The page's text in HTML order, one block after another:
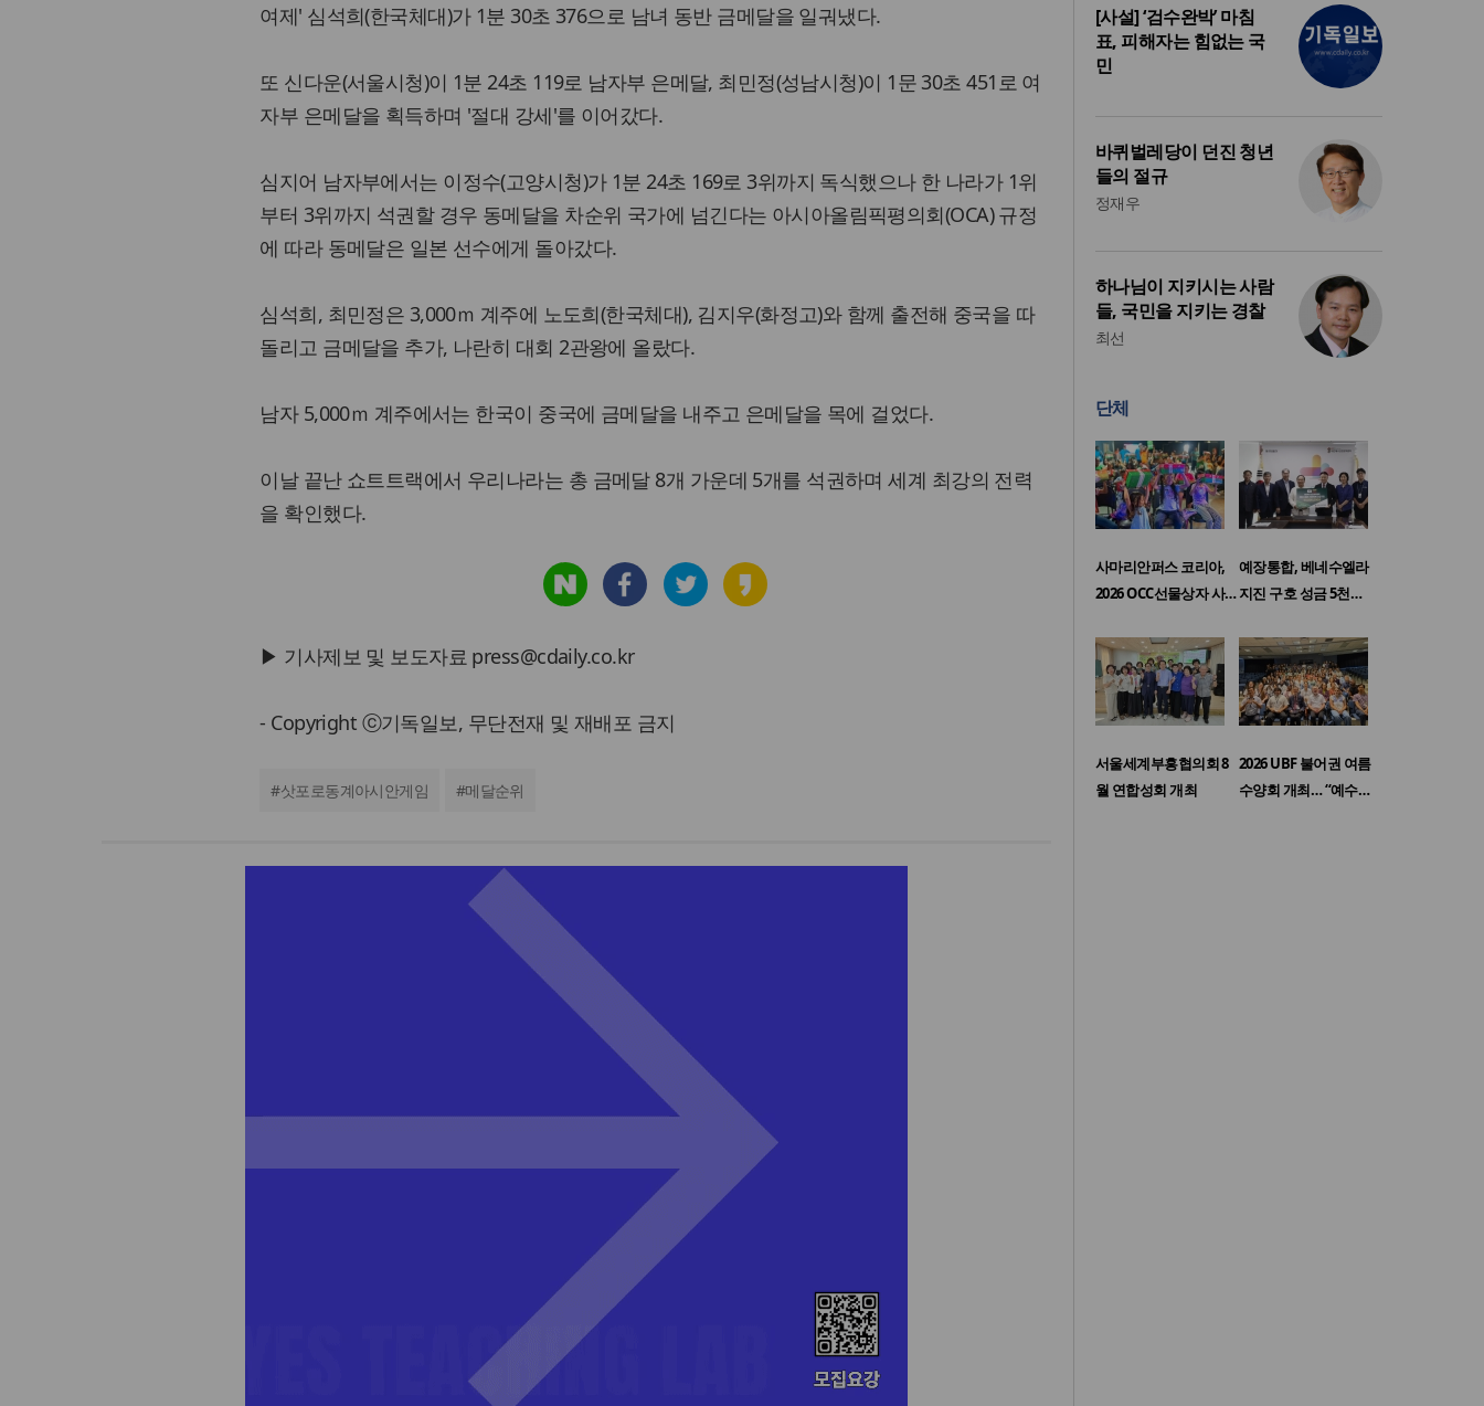
여제' 심석희(한국체대)가 1분 30초 376으로 남녀 동반 금메달을 일궈냈다.
또 신다운(서울시청)이 1분 24초 119로 남자부 은메달, 최민정(성남시청)이 1문 30초 451로 여
자부 은메달을 획득하며 '절대 강세'를 이어갔다.
심지어 남자부에서는 이정수(고양시청)가 1분 24초 169로 3위까지 독식했으나 한 나라가 1위
부터 3위까지 석권할 경우 동메달을 차순위 국가에 넘긴다는 아시아올림픽평의회(OCA) 규정
에 따라 동메달은 일본 선수에게 돌아갔다.
심석희, 최민정은 3,000ｍ 계주에 노도희(한국체대), 김지우(화정고)와 함께 출전해 중국을 따
돌리고 금메달을 추가, 나란히 대회 2관왕에 올랐다.
남자 5,000ｍ 계주에서는 한국이 중국에 금메달을 내주고 은메달을 목에 걸었다.
이날 끝난 쇼트트랙에서 우리나라는 총 금메달 8개 가운데 5개를 석권하며 세계 최강의 전력
을 확인했다.
▶ 기사제보 및 보도자료 press@cdaily.co.kr
- Copyright ⓒ기독일보, 무단전재 및 재배포 금지
#삿포로동계아시안게임 #메달순위
[사설] ‘검수완박’ 마침
표, 피해자는 힘없는 국
민
바퀴벌레당이 던진 청년
들의 절규
정재우
하나님이 지키시는 사람
들, 국민을 지키는 경찰
최선
단체
사마리안퍼스 코리아,
2026 OCC선물상자 사…
예장통합, 베네수엘라
지진 구호 성금 5천…
서울세계부흥협의회 8
월 연합성회 개최
2026 UBF 불어권 여름
수양회 개최… “예수…